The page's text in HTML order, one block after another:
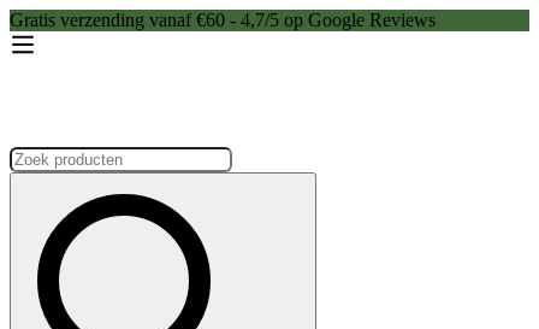
Gratis verzending vanaf €60 - 4,7/5 op Google Reviews
Zoeken: